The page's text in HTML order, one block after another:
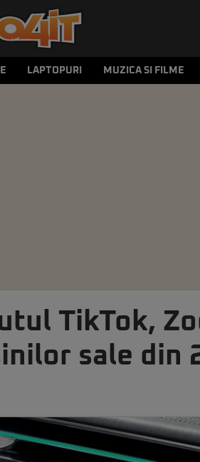
LAPTOPURI MUZICA SI FILME
TikTok,
sale din